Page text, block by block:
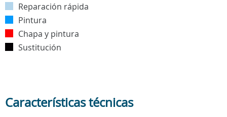
Reparación rápida
Pintura
Chapa y pintura
Sustitución
Características técnicas